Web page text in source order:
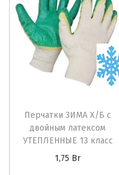
Перчатки ЗИМА Х/Б с
двойным латексом
УТЕПЛЕННЫЕ 13 класс
1,75 Br